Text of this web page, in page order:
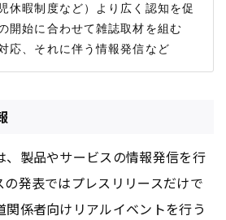
休暇制度など）より広く認知を促
開始に合わせて雑誌取材を組む
、製品やサービスの情報発信を行
発表ではプレスリリースだけで
係者向けリアルイベントを行う